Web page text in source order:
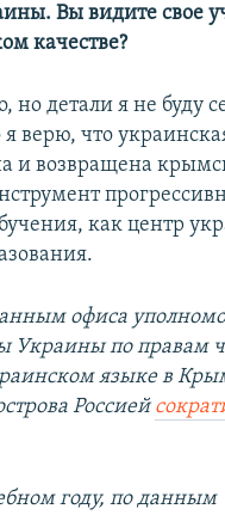
Вы видите свое
качестве?
но детали я не буду
верю, что
и возвращена
как центр
офиса
Украины по правам
языке в
Россией
году, по данным